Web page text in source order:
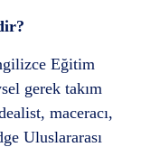
Eğitim
gerek takım
maceracı,
Uluslararası